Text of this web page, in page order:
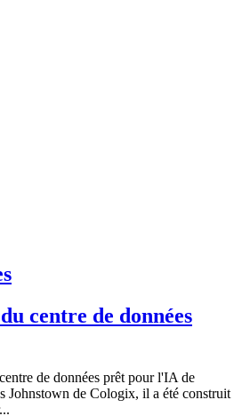
centre de données
de données prêt pour l'IA de
Johnstown de Cologix, il a été construit